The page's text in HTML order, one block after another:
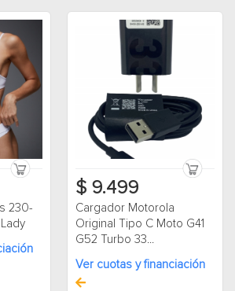
230-
$ 9.499
Cargador Motorola
Original Tipo C Moto G41
G52 Turbo 33...
Ver cuotas y financiación